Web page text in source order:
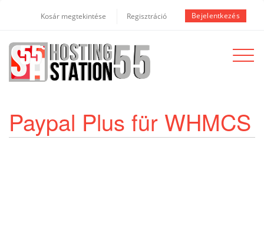
Kosár megtekintése Regisztráció Bejelentkezés
Toggle
Paypal Plus für WHMCS